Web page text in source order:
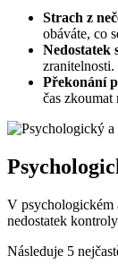
Strach z
obáváte, co
Nedostatek
zranitelnosti.
Překonání
čas zkoumat
V psychologickém
nedostatek
Následuje 5